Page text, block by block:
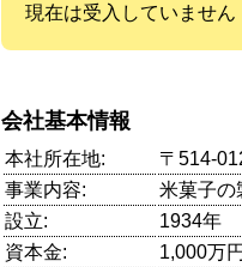
現在は受入していません
会社基本情報
本社所在地:
〒514-
事業内容:
米菓子の
設立:
1934年
資本金:
1,000万